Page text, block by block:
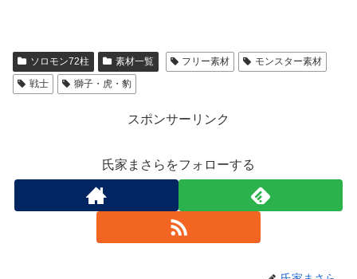
ソロモン72柱 素材一覧 フリー素材
モンスター素材
戦士
獅子・虎・豹
スポンサーリンク
氏家まさらをフォローする